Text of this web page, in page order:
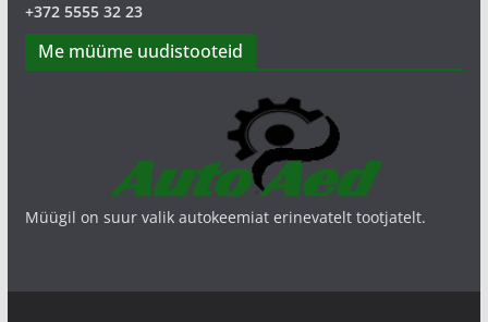
+372 5555 32 23
Me müüme uudistooteid
Müügil on suur valik autokeemiat erinevatelt tootjatelt.